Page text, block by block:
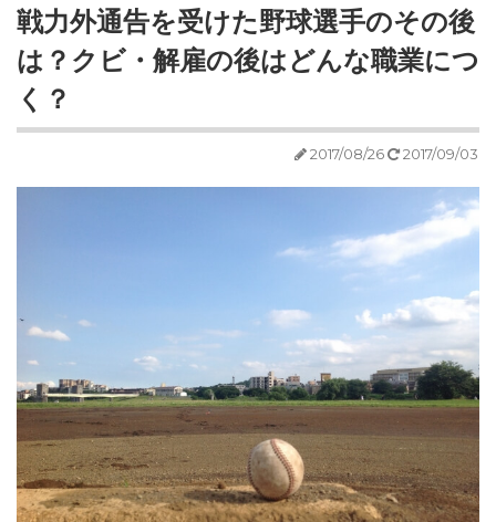
戦力外通告を受けた野球選手のその後
は？クビ・解雇の後はどんな職業につ
く？
2017/08/26 2017/09/03